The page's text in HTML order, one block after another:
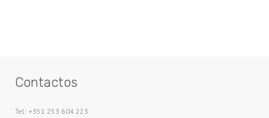
Contactos
Tel: +351 253 604 223